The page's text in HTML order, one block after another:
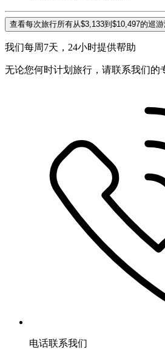
查看每次旅行所有从$3,133到$10,497的巡
我们每周7天，24小时提供帮助
无论您何时计划旅行，请联系我们的
电话联系我们